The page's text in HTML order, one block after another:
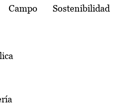
Campo Sostenibilidad